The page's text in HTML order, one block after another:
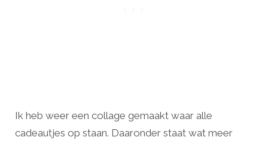
Ik heb weer een collage gemaakt waar alle
cadeautjes op staan. Daaronder staat wat meer